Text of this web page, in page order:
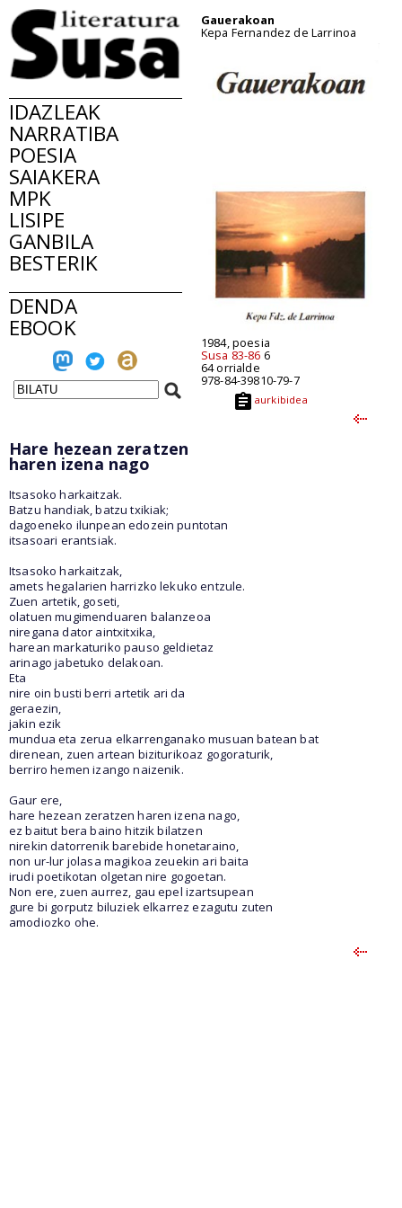
IDAZLEAK
NARRATIBA
POESIA
SAIAKERA
MPK
LISIPE
GANBILA
BESTERIK
DENDA
EBOOK
Gauerakoan
Kepa Fernandez de Larrinoa
1984, poesia
Susa 83-86 6
64 orrialde
978-84-39810-79-7
aurkibidea
Hare hezean zeratzen
haren izena nago
Itsasoko harkaitzak.
Batzu handiak, batzu txikiak;
dagoeneko ilunpean edozein puntotan
itsasoari erantsiak.
Itsasoko harkaitzak,
amets hegalarien harrizko lekuko entzule.
Zuen artetik, goseti,
olatuen mugimenduaren balanzeoa
niregana dator aintxitxika,
harean markaturiko pauso geldietaz
arinago jabetuko delakoan.
Eta
nire oin busti berri artetik ari da
geraezin,
jakin ezik
mundua eta zerua elkarrenganako musuan batean bat
direnean, zuen artean biziturikoaz gogoraturik,
berriro hemen izango naizenik.
Gaur ere,
hare hezean zeratzen haren izena nago,
ez baitut bera baino hitzik bilatzen
nirekin datorrenik barebide honetaraino,
non ur-lur jolasa magikoa zeuekin ari baita
irudi poetikotan olgetan nire gogoetan.
Non ere, zuen aurrez, gau epel izartsupean
gure bi gorputz biluziek elkarrez ezagutu zuten
amodiozko ohe.